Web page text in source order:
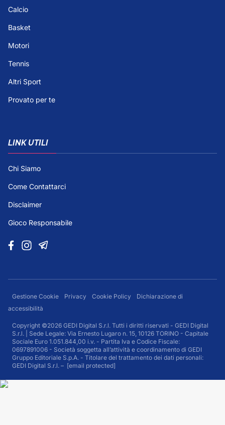
Calcio
Basket
Motori
Tennis
Altri Sport
Provato per te
LINK UTILI
Chi Siamo
Come Contattarci
Disclaimer
Gioco Responsabile
Gestione Cookie Privacy Cookie Policy
Dichiarazione di
accessibilità
Copyright ©2026 GEDI Digital S.r.l. Tutti i diritti riservati - GEDI Digital
S.r.l. | Sede Legale: Via Ernesto Lugaro n. 15, 10126 TORINO - Capitale
Sociale Euro 1.051.844,00 i.v. - Partita Iva e Codice Fiscale:
0697891006 - Società soggetta all’attività e coordinamento di GEDI
Gruppo Editoriale S.p.A. - Titolare del trattamento dei dati personali:
GEDI Digital S.r.l. – [email protected]